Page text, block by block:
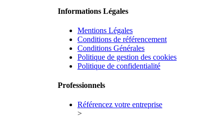
Informations Légales
Mentions Légales
Conditions de référencement
Conditions Générales
Politique de gestion des cookies
Politique de confidentialité
Professionnels
Référencez votre entreprise
>